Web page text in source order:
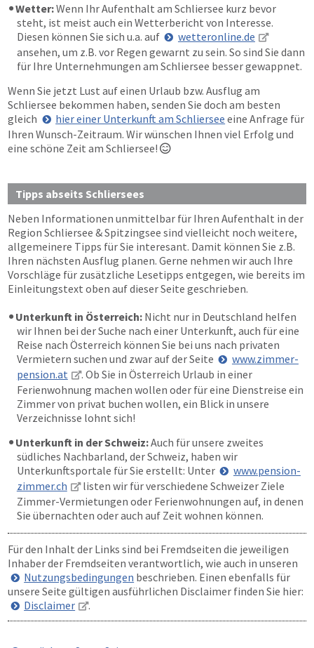
Wetter:Wenn Ihr Aufenthalt am Schliersee kurz bevor
steht, ist meist auch ein Wetterbericht von Interesse.
Diesen können Sie sich u.a. auf
wetteronline.de
ansehen, um z.B. vor Regen gewarnt zu sein. So sind Sie dann
für Ihre Unternehmungen am Schliersee besser gewappnet.
Wenn Sie jetzt Lust auf einen Urlaub bzw. Ausflug am
Schliersee bekommen haben, senden Sie doch am besten
gleich
hier einer Unterkunft am Schliersee eine Anfrage für
Ihren Wunsch-Zeitraum. Wir wünschen Ihnen viel Erfolg und
eine schöne Zeit am Schliersee! 
Tipps abseits Schliersees
Neben Informationen unmittelbar für Ihren Aufenthalt in der
Region Schliersee & Spitzingsee sind vielleicht noch weitere,
allgemeinere Tipps für Sie interesant. Damit können Sie z.B.
Ihren nächsten Ausflug planen. Gerne nehmen wir auch Ihre
Vorschläge für zusätzliche Lesetipps entgegen, wie bereits im
Einleitungstext oben auf dieser Seite geschrieben.
Unterkunft in Österreich: Nicht nur in Deutschland helfen
wir Ihnen bei der Suche nach einer Unterkunft, auch für eine
Reise nach Österreich können Sie bei uns nach privaten
Vermietern suchen und zwar auf der Seite
www.zimmer-
pension.at
. Ob Sie in Österreich Urlaub in einer
Ferienwohnung machen wollen oder für eine Dienstreise ein
Zimmer von privat buchen wollen, ein Blick in unsere
Verzeichnisse lohnt sich!
Unterkunft in der Schweiz:Auch für unsere zweites
südliches Nachbarland, der Schweiz, haben wir
Unterkunftsportale für Sie erstellt: Unter
www.pension-
zimmer.ch
listen wir für verschiedene Schweizer Ziele
Zimmer-Vermietungen oder Ferienwohnungen auf, in denen
Sie übernachten oder auch auf Zeit wohnen können.
Für den Inhalt der Links sind bei Fremdseiten die jeweiligen
Inhaber der Fremdseiten verantwortlich, wie auch in unseren
Nutzungsbedingungen beschrieben. Einen ebenfalls für
unsere Seite gültigen ausführlichen Disclaimer finden Sie hier:
Disclaimer
.